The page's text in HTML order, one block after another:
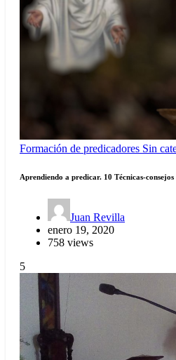
Formación de predicadores Sin
Aprendiendo a predicar. 10 Técnicas-
Juan Revilla
enero 19, 2020
758 views
5